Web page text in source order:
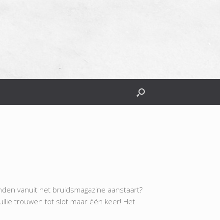
vanuit het bruidsmagazine aanstaart?
trouwen tot slot maar één keer! Het